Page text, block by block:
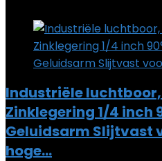
Industriële
Zinklegering 1/4 inch
Geluidsarm Slijtvast
hoge…